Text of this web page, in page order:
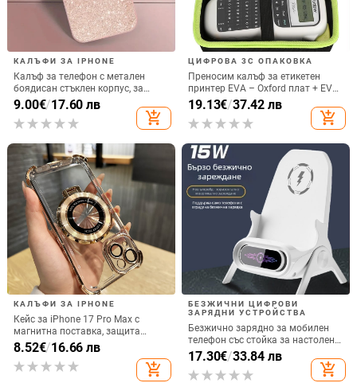
КАЛЪФИ ЗА IPHONE
Калъф за телефон с метален
боядисан стъклен корпус, за
iPhone 11–14 Pro Max,
охлаждане, модел YK263
9.00€/17.60 лв
add_shopping_cart
ЦИФРОВА 3C ОПАКОВКА
Преносим калъф за етикетен
принтер EVA – Oxford плат + EVA,
горещо пресовано EVA и шиене,
товароподемност 10 кг
19.13€/37.42 лв
add_shopping_cart
КАЛЪФИ ЗА IPHONE
Кейс за iPhone 17 Pro Max с
магнитна поставка, защита
срещу изпускане на четирите
ъгъла, акрилен корпус с
електроплатиран финиш
8.52€/16.66 лв
add_shopping_cart
БЕЗЖИЧНИ ЦИФРОВИ
ЗАРЯДНИ УСТРОЙСТВА
Безжично зарядно за мобилен
телефон със стойка за настолен
монтаж за хоризонтално или
вертикално ползване, QC3.0, 2 A,
15 W, Бързо зареждане
17.30€/33.84 лв
add_shopping_cart